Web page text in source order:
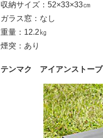
収納サイズ：52×33×33㎝
ガラス窓：なし
重量：12.2㎏
煙突：あり
テンマク アイアンストーブ